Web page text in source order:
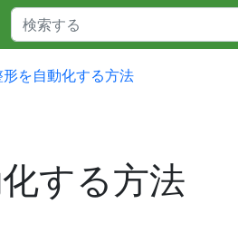
を自動化する方法
する方法